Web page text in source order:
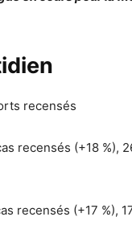
recensés
recensés (+18 %),
recensés (+17 %),